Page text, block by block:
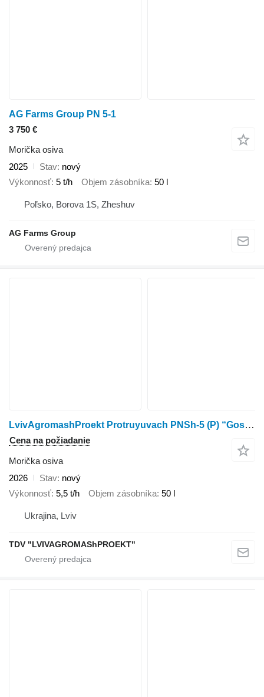
AG Farms Group PN 5-1
3 750 €
Morička osiva
2025
Stav nový
Výkonnosť 5 t/h Objem zásobníka 50 l
Poľsko, Borova 1S, Zheshuv
AG Farms Group
LvivAgromashProekt Protruyuvach PNSh-5 (P) “Gospodar”
Cena na požiadanie
Morička osiva
2026
Stav nový
Výkonnosť 5,5 t/h Objem zásobníka 50 l
Ukrajina, Lviv
TDV "LVIVAGROMAShPROEKT"